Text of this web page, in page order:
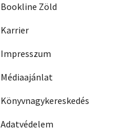
Bookline Zöld
Karrier
Impresszum
Médiaajánlat
Könyvnagykereskedés
Adatvédelem